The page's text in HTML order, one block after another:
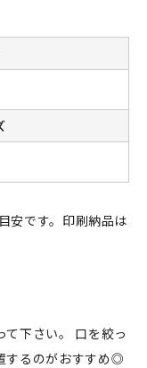
安です。印刷納品は
下さい。 口を絞っ
するのがおすすめ◎